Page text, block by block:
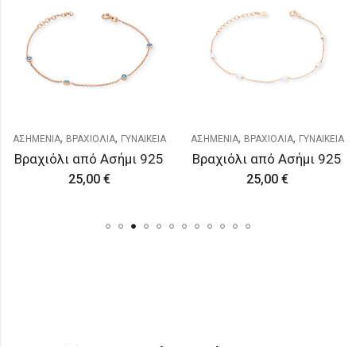
ΑΣΗΜΕΝΙΑ, ΒΡΑΧΙΟΛΙΑ, ΓΥΝΑΙΚΕΙΑ
Βραχιόλι από Ασήμι 925
25,00 €
ΑΣΗΜΕΝΙΑ, ΒΡΑΧΙΟΛΙΑ, ΓΥΝΑΙΚΕΙΑ
Βραχιόλι από Ασήμι 925
25,00 €